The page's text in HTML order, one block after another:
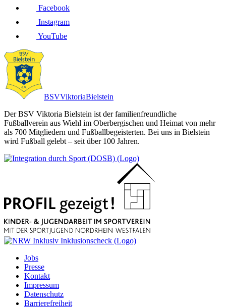
Facebook
Instagram
YouTube
BSVViktoriaBielstein
Der BSV Viktoria Bielstein ist der familienfreundliche
Fußballverein aus Wiehl im Oberbergischen und Heimat von mehr
als 700 Mitgliedern und Fußballbegeisterten. Bei uns in Bielstein
wird Fußball gelebt – seit über 100 Jahren.
Jobs
Presse
Kontakt
Impressum
Datenschutz
Barrierefreiheit